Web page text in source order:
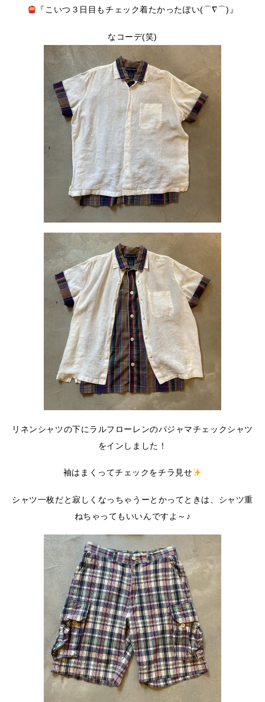
『こいつ３日目もチェック着たかったぽい(⌒∇⌒)』
なコーデ(笑)
リネンシャツの下にラルフローレンのパジャマチェックシャツ
をインしました！
袖はまくってチェックをチラ見せ
シャツ一枚だと寂しくなっちゃうーとかってときは、シャツ重
ねちゃってもいいんですよ～♪